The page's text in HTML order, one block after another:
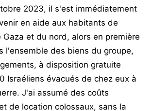
2023, il s'est immédiatement
en aide aux habitants de
Gaza et du nord, alors en première
l'ensemble des biens du groupe,
à disposition gratuite
Israéliens évacués de chez eux à
J'ai assumé des coûts
de location colossaux, sans la